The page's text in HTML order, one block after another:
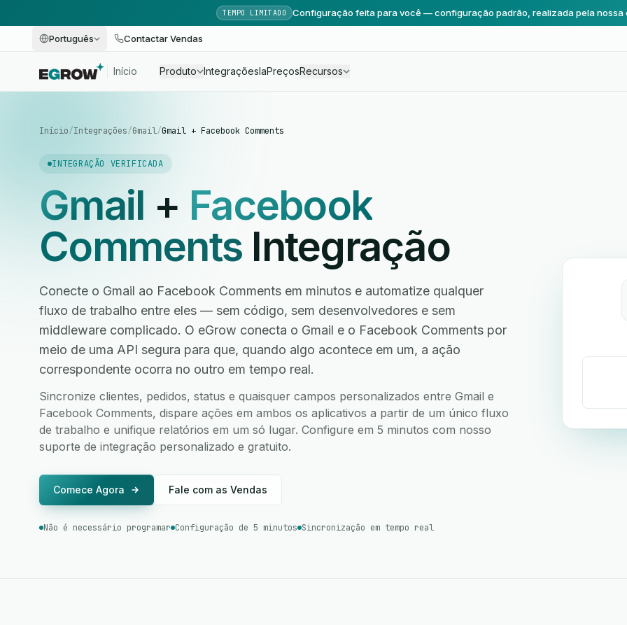
TEMPO LIMITADO Configuração feita para você — configuração padrão, realizada pela nossa
Português Contactar Vendas
Início Produto IntegraçõesIaPreçosRecursos
Início/Integrações/Gmail/Gmail + Facebook Comments
INTEGRAÇÃO VERIFICADA
Gmail + Facebook
Comments Integração
Conecte o Gmail ao Facebook Comments em minutos e automatize qualquer
fluxo de trabalho entre eles — sem código, sem desenvolvedores e sem
middleware complicado. O eGrow conecta o Gmail e o Facebook Comments por
meio de uma API segura para que, quando algo acontece em um, a ação
correspondente ocorra no outro em tempo real.
Sincronize clientes, pedidos, status e quaisquer campos personalizados entre Gmail e
Facebook Comments, dispare ações em ambos os aplicativos a partir de um único fluxo
de trabalho e unifique relatórios em um só lugar. Configure em 5 minutos com nosso
suporte de integração personalizado e gratuito.
Comece Agora Fale com as Vendas
Não é necessário programar Configuração de 5 minutos Sincronização em tempo real